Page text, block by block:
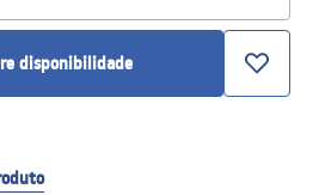
disponibilidade